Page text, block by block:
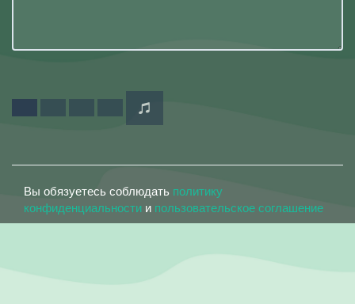
Вы обязуетесь соблюдать политику
конфиденциальности и пользовательское соглашение